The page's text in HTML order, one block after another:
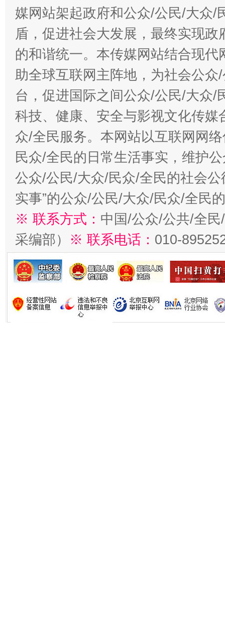
媒网站架起政府和公众/公民/大众/
盾，促进社会大发展，最终实现
的和谐统一。本传媒网站结合现
助全球互联网主阵地，为社会公
台，促进国际之间公众/公民/大众/
科技、健康、安全与影视文化传
众/全民服务。本网站以互联网网
民众/全民的日常生活事实，维护
公众/公民/大众/民众/全民的社会公
实事”的公众/公民/大众/民众/全民
※ 联系方式： 中国/公众/公共/全
采编部） ※ 联系电话： 010-